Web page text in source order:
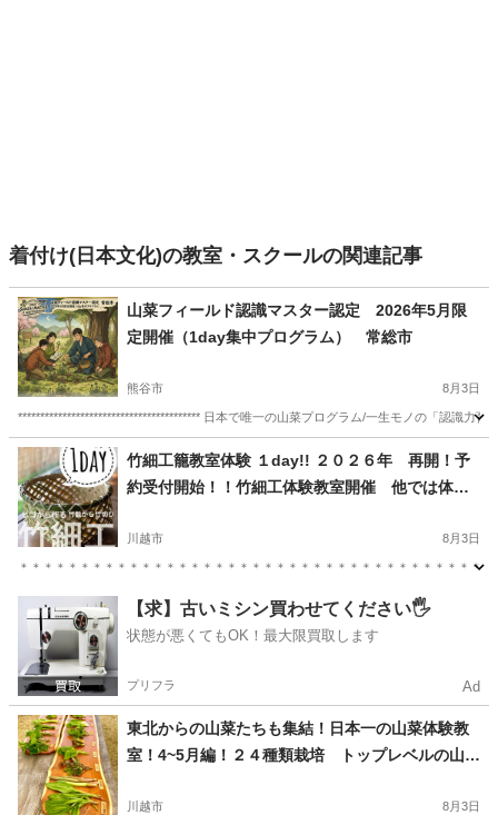
着付け(日本文化)の教室・スクールの関連記事
山菜フィールド認識マスター認定 2026年5月限
定開催（1day集中プログラム） 常総市
熊谷市 8月3日
***************************************** 日本で唯一の山菜プログラム/一生モノの「認識力育
埼玉 熊谷市 日本文化
竹細工籠教室体験 １day!! ２０２６年 再開！予
約受付開始！！竹細工体験教室開催 他では体験
細工教室）常総市
川越市 8月3日
＊＊＊＊＊＊＊＊＊＊＊＊＊＊＊＊＊＊＊＊＊＊＊＊＊＊＊＊＊＊＊＊＊＊＊＊＊＊
埼玉 川越市 日本文化 編み
【求】古いミシン買わせてください🖐️
状態が悪くてもOK！最大限買取します
プリフラ Ad
東北からの山菜たちも集結！日本一の山菜体験教
室！4~5月編！２４種類栽培 トップレベルの山菜
出会えて一度に見れる場所 知れば楽しくな
川越市 8月3日